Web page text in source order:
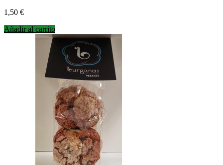
Precio
1,50 €
Añadir al carrito